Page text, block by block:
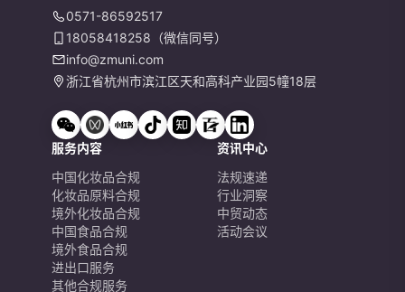
0571-86592517
18058418258（微信同号）
info@zmuni.com
浙江省杭州市滨江区天和高科产业园5幢18层
服务内容
中国化妆品合规
化妆品原料合规
境外化妆品合规
中国食品合规
境外食品合规
进出口服务
其他合规服务
资讯中心
法规速递
行业洞察
中贸动态
活动会议